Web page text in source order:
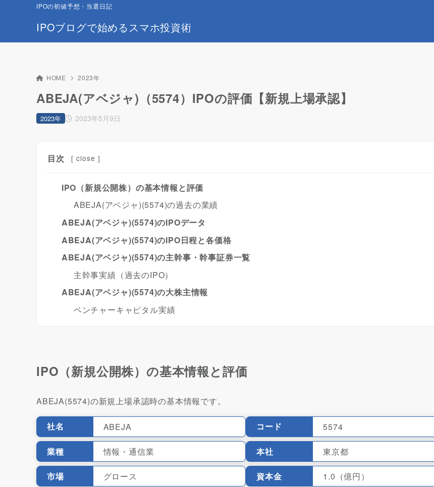
IPOブログで始めるスマホ投資術
IPOの初値予想・当選日記
HOME 2023年
ABEJA(アベジャ)（5574）IPOの評価【新規上場承認】
2023年 2023年5月9日
目次 [ close ]
IPO（新規公開株）の基本情報と評価
ABEJA(アベジャ)(5574)の過去の業績
ABEJA(アベジャ)(5574)のIPOデータ
ABEJA(アベジャ)(5574)のIPO日程と各価格
ABEJA(アベジャ)(5574)の主幹事・幹事証券一覧
主幹事実績（過去のIPO）
ABEJA(アベジャ)(5574)の大株主情報
ベンチャーキャピタル実績
IPO（新規公開株）の基本情報と評価
ABEJA(5574)の新規上場承認時の基本情報です。
社名 ABEJA
業種 情報・通信業
市場 グロース
コード 5574
本社 東京都
資本金 1.0（億円）